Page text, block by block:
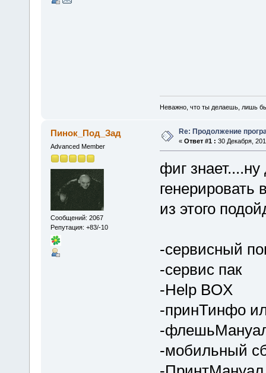
Неважно, что ты делаешь, лишь
Пинок_Под_Зад
Advanced Member
Сообщений: 2067
Репутация: +83/-10
Re: Продолжение
« Ответ #1 : 30 Декабря,
фиг
генерировать
из этого
-сервисный
-сервис пак
-Help BOX
-принТинфо
-
-мобильный